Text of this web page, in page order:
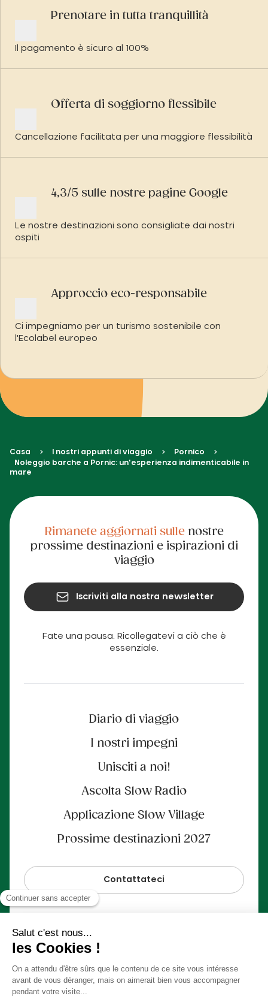
Prenotare in tutta tranquillità
Il pagamento è sicuro al 100%
Offerta di soggiorno flessibile
Cancellazione facilitata per una maggiore flessibilità
4,3/5 sulle nostre pagine Google
Le nostre destinazioni sono consigliate dai nostri
ospiti
Approccio eco-responsabile
Ci impegniamo per un turismo sostenibile con
l'Ecolabel europeo
Casa I nostri appunti di viaggio
Pornico
Noleggio barche a Pornic: un'esperienza indimenticabile in
mare
Fate una pausa. Ricollegatevi a ciò che è
essenziale.
Diario di viaggio
I nostri impegni
Unisciti a noi!
Ascolta Slow Radio
Applicazione Slow Village
Prossime destinazioni 2027
Contattateci
Rimanete aggiornati sullenostre
prossime destinazioni e ispirazioni di
viaggio
Iscriviti alla nostra newsletter